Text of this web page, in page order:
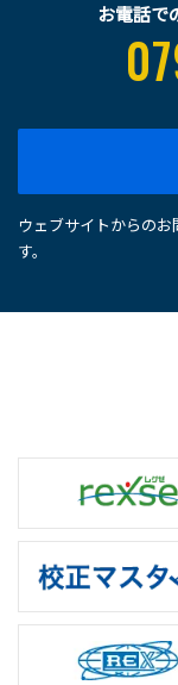
お電話で
ウェブサイトからの
す。